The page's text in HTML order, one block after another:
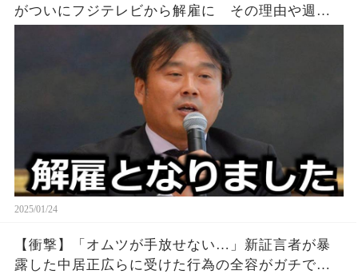
がついにフジテレビから解雇に その理由や週刊
新潮や文春砲が報じた中居正広との悪事がガチで
ヤバすぎる… 現在の姿に一同騒然【渡邊渚 バッ
2025/01/24
【衝撃】「オムツが手放せない…」新証言者が暴
露した中居正広らに受けた行為の全容がガチでヤ